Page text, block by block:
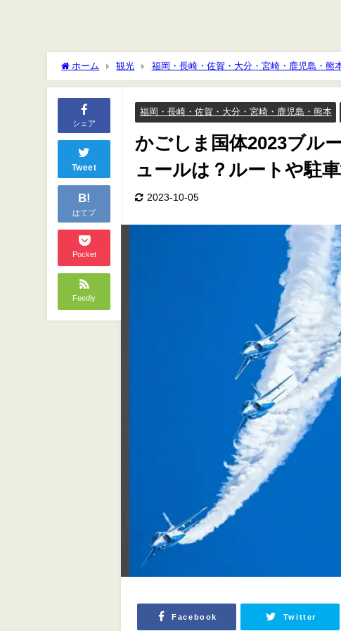
ホーム 観光 福岡・長崎・佐賀・大分・宮崎・鹿児島・熊
は？ルートや駐車場やアクセスは？
シェア
Tweet
B!
はてブ
Pocket
Feedly
福岡・長崎・佐賀・大分・宮崎・鹿児島・熊本
かごしま国体2023ブル
ュールは？ルートや駐
2023-10-05
Facebook Twitter